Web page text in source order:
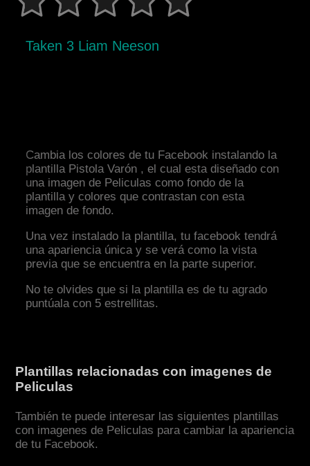
Taken 3 Liam Neeson
Cambia los colores de tu Facebook instalando la
plantilla Pistola Varón , el cual esta diseñado con
una imagen de Peliculas como fondo de la
plantilla y colores que contrastan con esta
imagen de fondo.
Una vez instalado la plantilla, tu facebook tendrá
una apariencia única y se verá como la vista
previa que se encuentra en la parte superior.
No te olvides que si la plantilla es de tu agrado
puntúala con 5 estrellitas.
Plantillas relacionadas con imagenes de
Peliculas
También te puede interesar las siguientes plantillas
con imagenes de Peliculas para cambiar la apariencia
de tu Facebook.